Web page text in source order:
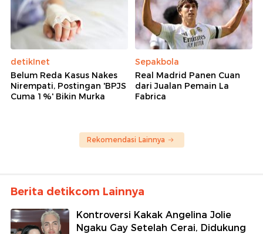
detikInet
Belum Reda Kasus Nakes
Nirempati, Postingan 'BPJS
Cuma 1%' Bikin Murka
Sepakbola
Real Madrid Panen Cuan
dari Jualan Pemain La
Fabrica
Rekomendasi Lainnya
Berita detikcom Lainnya
Kontroversi Kakak Angelina Jolie
Ngaku Gay Setelah Cerai, Didukung